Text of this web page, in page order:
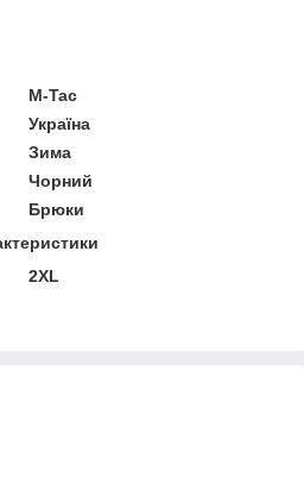
M-Tac
Україна
Зима
Чорний
Брюки
2XL